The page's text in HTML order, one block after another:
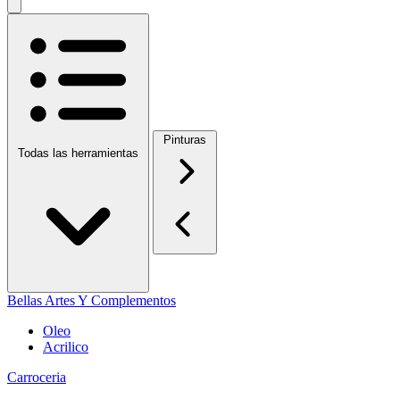
Todas las herramientas
Pinturas
Bellas Artes Y Complementos
Oleo
Acrilico
Carroceria